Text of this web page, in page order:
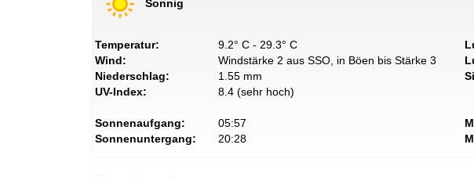
Sonnig
Temperatur:
9.2° C - 29.3° C
Wind:
Windstärke 2 aus SSO, in Böen bis Stärke 3
Niederschlag:
1.55 mm
UV-Index:
8.4 (sehr hoch)
Sonnenaufgang:
05:57
Sonnenuntergang:
20:28